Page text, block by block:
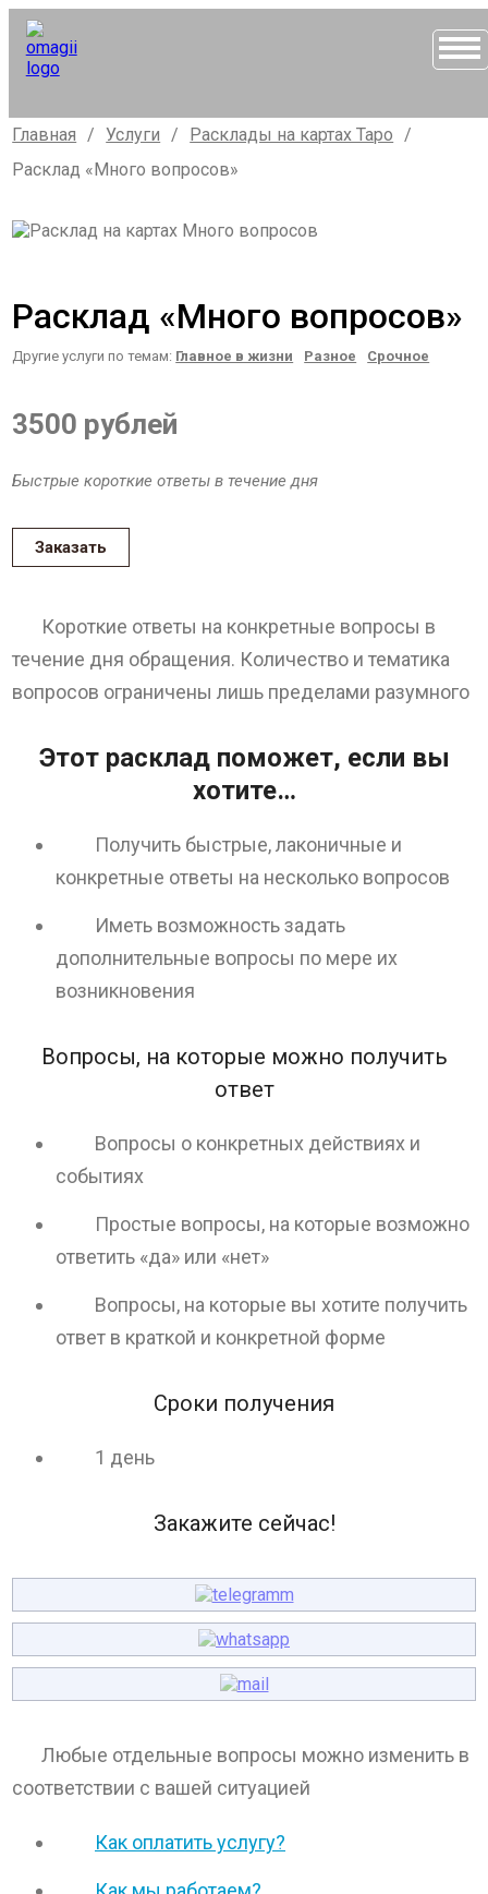
Главная / Услуги / Расклады на картах Таро /
Расклад «Много вопросов»
Расклад «Много вопросов»
Другие услуги по темам: Главное в жизни Разное Срочное
3500 рублей
Быстрые короткие ответы в течение дня
Заказать
Короткие ответы на конкретные вопросы в
течение дня обращения. Количество и тематика
вопросов ограничены лишь пределами разумного
Этот расклад поможет, если вы
хотите…
Получить быстрые, лаконичные и
конкретные ответы на несколько вопросов
Иметь возможность задать
дополнительные вопросы по мере их
возникновения
Вопросы, на которые можно получить
ответ
Вопросы о конкретных действиях и
событиях
Простые вопросы, на которые возможно
ответить «да» или «нет»
Вопросы, на которые вы хотите получить
ответ в краткой и конкретной форме
Сроки получения
1 день
Закажите сейчас!
Любые отдельные вопросы можно изменить в
соответствии с вашей ситуацией
Как оплатить услугу?